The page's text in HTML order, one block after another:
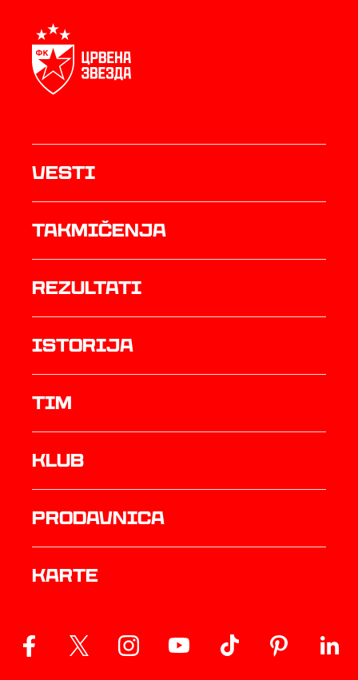
Vesti
Takmičenja
rezultati
istorija
TIM
Klub
prodavnica
Karte